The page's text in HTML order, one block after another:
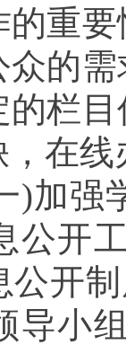
的重
的
栏
在
)加强
公开
公开
导小